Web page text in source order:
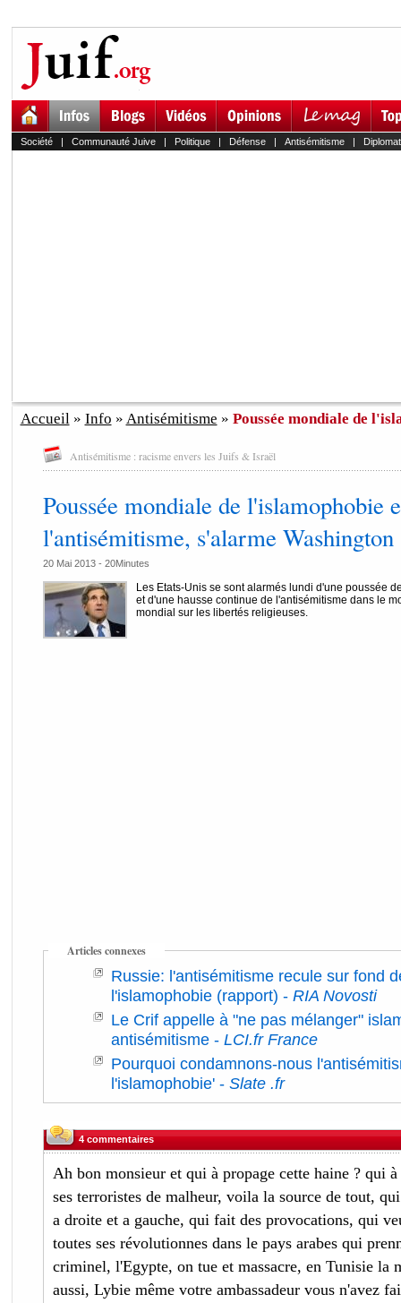
Société| Communauté Juive| Politique| Défense| Antisémitisme|
Accueil» Info » Antisémitisme » Poussée mondiale de
Antisémitisme : racisme envers les Juifs & Israël
Poussée mondiale de l'islamophobie
l'antisémitisme, s'alarme Washington
20 Mai 2013 - 20Minutes
Les Etats-Unis se sont alarmés lundi d'une poussée
et d'une hausse continue de l'antisémitisme dans le
mondial sur les libertés religieuses.
Articles connexes
Russie: l'antisémitisme recule sur fond
l'islamophobie (rapport) - RIA Novosti
Le Crif appelle à "ne pas mélanger"
antisémitisme- LCI.fr France
Pourquoi condamnons-nous
l'islamophobie'- Slate .fr
4 commentaires
Ah bon monsieur et qui à propage cette haine ? qui
ses terroristes de malheur, voila la source de tout,
a droite et a gauche, qui fait des provocations, qui
toutes ses révolutionnes dans le pays arabes qui
criminel, l'Egypte, on tue et massacre, en Tunisie la
aussi, Lybie même votre ambassadeur vous n'avez